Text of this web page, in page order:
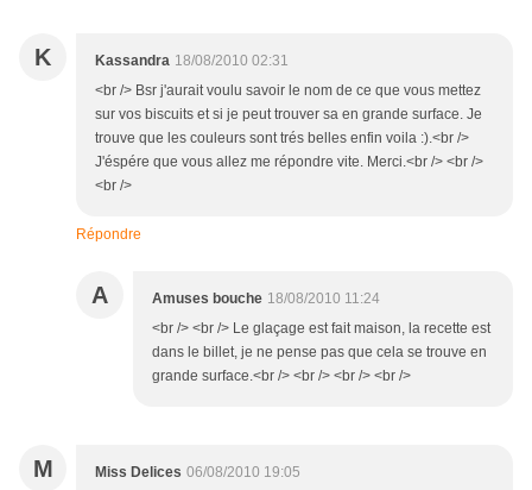
K Kassandra 18/08/2010 02:31
<br /> Bsr j'aurait voulu savoir le nom de ce que vous mettez
sur vos biscuits et si je peut trouver sa en grande surface. Je
trouve que les couleurs sont trés belles enfin voila :).<br />
J'éspére que vous allez me répondre vite. Merci.<br /> <br />
<br />
Répondre
A Amuses bouche 18/08/2010 11:24
<br /> <br /> Le glaçage est fait maison, la recette est
dans le billet, je ne pense pas que cela se trouve en
grande surface.<br /> <br /> <br /> <br />
M Miss Delices 06/08/2010 19:05